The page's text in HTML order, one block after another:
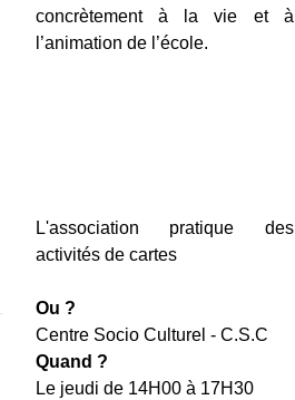
concrètement à la vie et à
l’animation de l’école.
L'association pratique des
activités de cartes
Ou ?
Centre Socio Culturel - C.S.C
Quand ?
Le jeudi de 14H00 à 17H30